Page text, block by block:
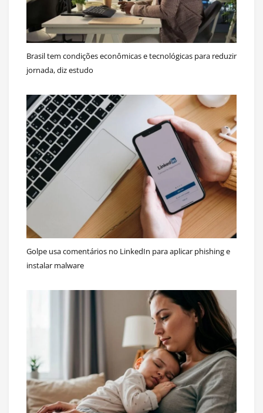
Brasil tem condições econômicas e tecnológicas para reduzir
jornada, diz estudo
Golpe usa comentários no LinkedIn para aplicar phishing e
instalar malware